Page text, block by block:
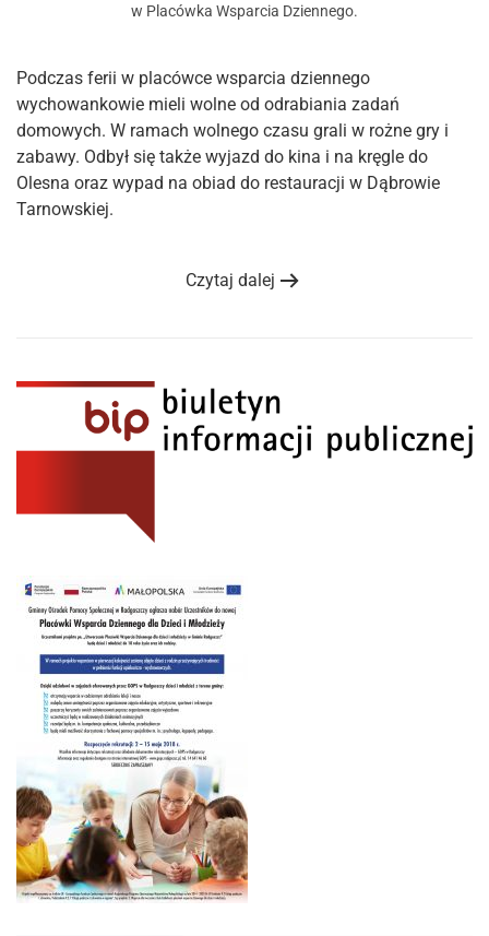
w Placówka Wsparcia Dziennego.
Podczas ferii w placówce wsparcia dziennego
wychowankowie mieli wolne od odrabiania zadań
domowych. W ramach wolnego czasu grali w rożne gry i
zabawy. Odbył się także wyjazd do kina i na kręgle do
Olesna oraz wypad na obiad do restauracji w Dąbrowie
Tarnowskiej.
Czytaj dalej